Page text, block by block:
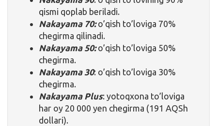
qismi qoplab beriladi.
Nakayama 70:o’qish to’loviga 70%
chegirma qilinadi.
Nakayama 50:o’qish to’loviga 50%
chegirma.
Nakayama 30: o’qish to’loviga 30%
chegirma.
Nakayama Plus: yotoqxona to’loviga
har oy 20 000 yen chegirma (191 AQSh
dollari).